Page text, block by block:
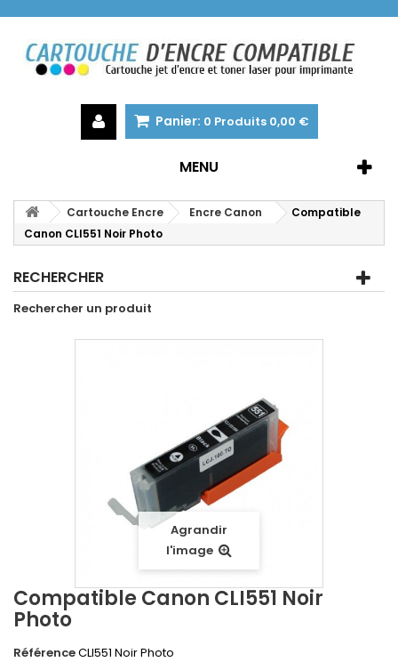
Panier: 0 Produits 0,00 €
MENU
Cartouche Encre Encre Canon
Compatible
Canon CLI551 Noir Photo
RECHERCHER
Rechercher un produit
Agrandir
l'image
Compatible Canon CLI551 Noir
Photo
RéférenceCLI551 Noir Photo